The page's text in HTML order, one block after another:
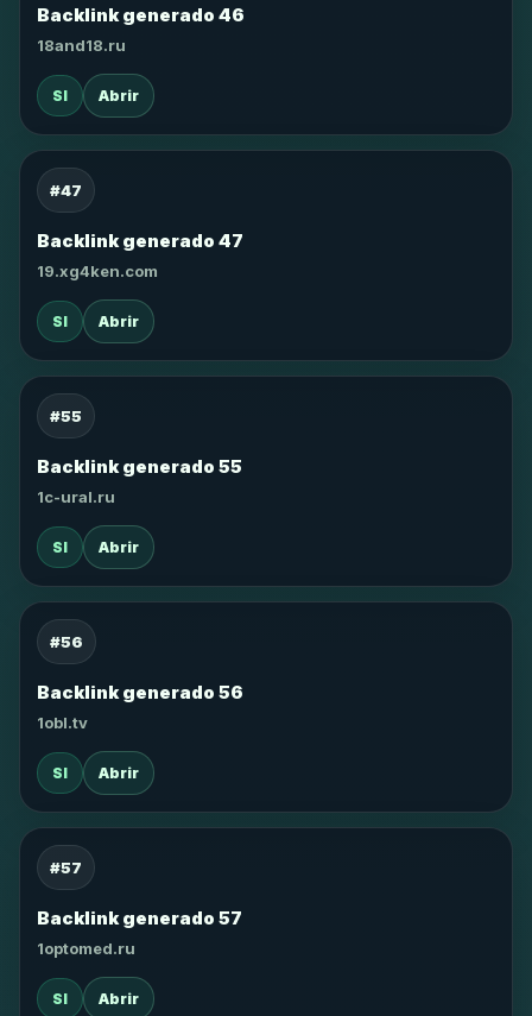
Backlink generado 46
18and18.ru
SI Abrir
#47
Backlink generado 47
19.xg4ken.com
SI Abrir
#55
Backlink generado 55
1c-ural.ru
SI Abrir
#56
Backlink generado 56
1obl.tv
SI Abrir
#57
Backlink generado 57
1optomed.ru
SI Abrir